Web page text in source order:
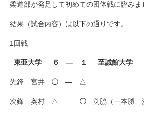
柔道部が発足して初めての団体戦に臨みま
結果（試合内容）は以下の通りです。
1回戦
東亜大学 ６ ― １ 至誠館大学
先鋒 宮井 〇 ― △
次鋒 奥村 △ ― 〇 渕脇（一本勝